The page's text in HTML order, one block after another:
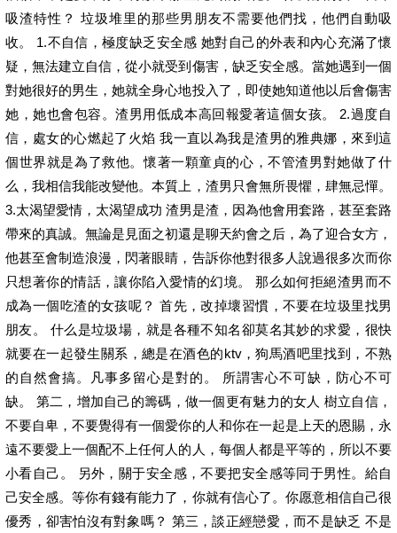
吸渣特性？ 垃圾堆里的那些男朋友不需要他們找，他們自動吸
收。 1.不自信，極度缺乏安全感 她對自己的外表和內心充滿了懷
疑，無法建立自信，從小就受到傷害，缺乏安全感。當她遇到一個
對她很好的男生，她就全身心地投入了，即使她知道他以后會傷害
她，她也會包容。渣男用低成本高回報愛著這個女孩。 2.過度自
信，處女的心燃起了火焰 我一直以為我是渣男的雅典娜，來到這
個世界就是為了救他。懷著一顆童貞的心，不管渣男對她做了什
么，我相信我能改變他。本質上，渣男只會無所畏懼，肆無忌憚。
3.太渴望愛情，太渴望成功 渣男是渣，因為他會用套路，甚至套路
帶來的真誠。無論是見面之初還是聊天約會之后，為了迎合女方，
他甚至會制造浪漫，閃著眼睛，告訴你他對很多人說過很多次而你
只想著你的情話，讓你陷入愛情的幻境。 那么如何拒絕渣男而不
成為一個吃渣的女孩呢？ 首先，改掉壞習慣，不要在垃圾里找男
朋友。 什么是垃圾場，就是各種不知名卻莫名其妙的求愛，很快
就要在一起發生關系，總是在酒色的ktv，狗馬酒吧里找到，不熟
的自然會搞。凡事多留心是對的。 所謂害心不可缺，防心不可
缺。 第二，增加自己的籌碼，做一個更有魅力的女人 樹立自信，
不要自卑，不要覺得有一個愛你的人和你在一起是上天的恩賜，永
遠不要愛上一個配不上任何人的人，每個人都是平等的，所以不要
小看自己。 另外，關于安全感，不要把安全感等同于男性。給自
己安全感。等你有錢有能力了，你就有信心了。你愿意相信自己很
優秀，卻害怕沒有對象嗎？ 第三，談正經戀愛，而不是缺乏 不是